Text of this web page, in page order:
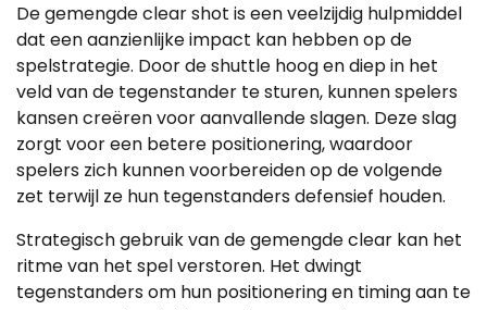
De gemengde clear shot is een veelzijdig hulpmiddel
dat een aanzienlijke impact kan hebben op de
spelstrategie. Door de shuttle hoog en diep in het
veld van de tegenstander te sturen, kunnen spelers
kansen creëren voor aanvallende slagen. Deze slag
zorgt voor een betere positionering, waardoor
spelers zich kunnen voorbereiden op de volgende
zet terwijl ze hun tegenstanders defensief houden.
Strategisch gebruik van de gemengde clear kan het
ritme van het spel verstoren. Het dwingt
tegenstanders om hun positionering en timing aan te